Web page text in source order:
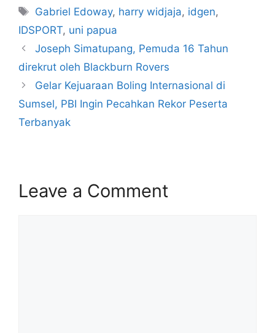
Gabriel Edoway, harry widjaja, idgen,
IDSPORT, uni papua
Joseph Simatupang, Pemuda 16 Tahun
direkrut oleh Blackburn Rovers
Gelar Kejuaraan Boling Internasional di
Sumsel, PBI Ingin Pecahkan Rekor Peserta
Terbanyak
Leave a Comment